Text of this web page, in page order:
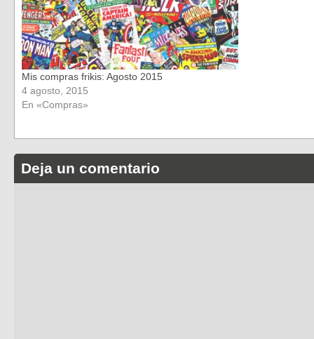
Mis compras frikis: Agosto 2015
4 agosto, 2015
En «Compras»
Deja un comentario